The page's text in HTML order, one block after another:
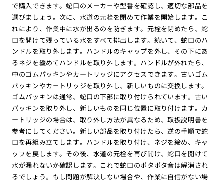
で購入できます。蛇口のメーカーや型番を確認し、適切な部品を
選びましょう。次に、水道の元栓を閉めて作業を開始します。こ
れにより、作業中に水が出るのを防ぎます。元栓を閉めたら、蛇
口を開けて残っている水をすべて排出します。続いて、蛇口のハ
ンドルを取り外します。ハンドルのキャップを外し、その下にあ
るネジを緩めてハンドルを取り外します。ハンドルが外れたら、
中のゴムパッキンやカートリッジにアクセスできます。古いゴム
パッキンやカートリッジを取り外し、新しいものに交換します。
ゴムパッキンは通常、蛇口の下部に取り付けられています。古い
パッキンを取り外し、新しいものを同じ位置に取り付けます。カ
ートリッジの場合は、取り外し方法が異なるため、取扱説明書を
参考にしてください。新しい部品を取り付けたら、逆の手順で蛇
口を再組み立てします。ハンドルを取り付け、ネジを締め、キャ
ップを戻します。その後、水道の元栓を再び開け、蛇口を開けて
水が漏れないか確認します。これで蛇口のポタポタ音は解消され
るでしょう。もし問題が解決しない場合や、作業に自信がない場